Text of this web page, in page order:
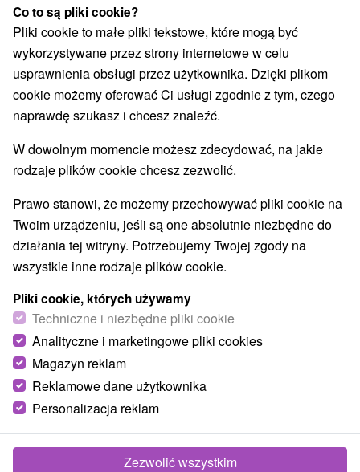
Pri jazere 4046/1GPS:
N +49° 7' 58''
E +20° 0' 44''
Region turystyczny
Vysoké Tatry, v Tatrách, Východné Slovensko, Prešovský
kraj
Znalazłeś błąd lub chcesz polecić nam nową atrakcję
Co to są pliki cookie?
Pliki cookie to małe pliki tekstowe, które mogą być
wykorzystywane przez strony internetowe w celu
usprawnienia obsługi przez użytkownika. Dzięki plikom
cookie możemy oferować Ci usługi zgodnie z tym, czego
naprawdę szukasz i chcesz znaleźć.
W dowolnym momencie możesz zdecydować, na jakie
rodzaje plików cookie chcesz zezwolić.
Prawo stanowi, że możemy przechowywać pliki cookie na
Twoim urządzeniu, jeśli są one absolutnie niezbędne do
działania tej witryny. Potrzebujemy Twojej zgody na
wszystkie inne rodzaje plików cookie.
Pliki cookie, których używamy
Techniczne i niezbędne pliki cookie
Analityczne i marketingowe pliki cookies
Magazyn reklam
Reklamowe dane użytkownika
Personalizacja reklam
Zezwolić wszystkim